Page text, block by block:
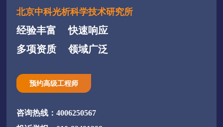
北京中科光析科学技术研究所
经验丰富
快速响应
多项资质
领域广泛
预约高级工程师
咨询热线：4006250567